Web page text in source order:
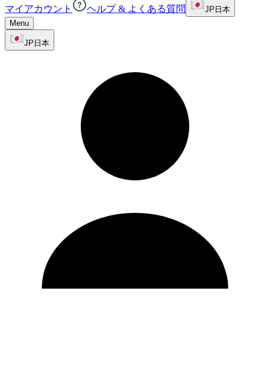
マイアカウント ヘルプ & よくある質問 JP 日本
Menu
JP 日本